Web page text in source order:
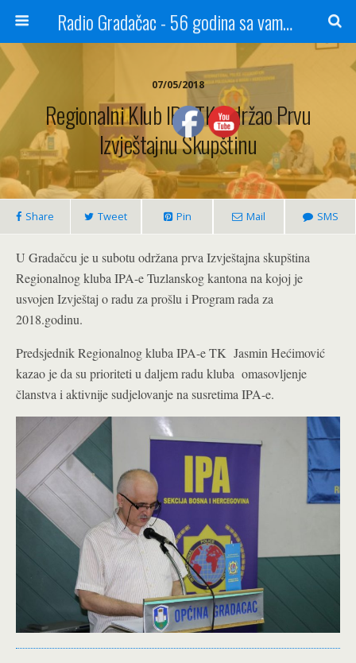
Radio Gradačac - 56 godina sa vama...
07/05/2018
Regionalni Klub IPA TK Održao Prvu
Izvještajnu Skupštinu
Share Tweet Pin Mail SMS
U Gradačcu je u subotu održana prva Izvještajna skupština
Regionalnog kluba IPA-e Tuzlanskog kantona na kojoj je
usvojen Izvještaj o radu za prošlu i Program rada za
2018.godinu.
Predsjednik Regionalnog kluba IPA-e TK Jasmin Hećimović
kazao je da su prioriteti u daljem radu kluba omasovljenje
članstva i aktivnije sudjelovanje na susretima IPA-e.